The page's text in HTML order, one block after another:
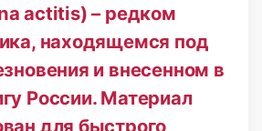
actitis) – редком
находящемся под
и внесенном в
России. Материал
для быстрого